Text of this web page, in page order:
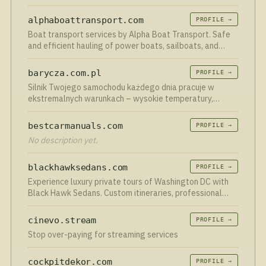
atıştırmalık otomatları gibi geniş ürün
alphaboattransport.com PROFILE →
Boat transport services by Alpha Boat Transport. Safe
and efficient hauling of power boats, sailboats, and
more. Click or call for a quote.
barycza.com.pl PROFILE →
Silnik Twojego samochodu każdego dnia pracuje w
ekstremalnych warunkach – wysokie temperatury,
tarcie, zmienne obciążenia i setki tysięcy cykli pracy
elementów metalowych. W tym wszystkim jeden czynnik
odgrywa kluczową rolę: olej silnikowy. To on odpowiada
za smarowanie, ochronę i utrzymanie jednostki
napędowej w pełnej sprawności. Jednak nawet najlepszy
olej z czasem traci swoje właściwości, dlatego
regularna wymiana to nie wybór – to konieczność, jeśli
chcesz uniknąć kosztownych napraw i cieszyć się
usługa – kompleksowa, rzetelna i dopasowana do
realnych potrzeb kierowców. Wymiana oleju to nie tylko
szybka czynność serwisowa, ale jeden z najważniejszych
elementów profilaktyki technicznej pojazdu. Dzięki niej
silnik zachowuje odpowiednie smarowanie, lepiej
bestcarmanuals.com PROFILE →
No description yet.
blackhawksedans.com PROFILE →
Experience luxury private tours of Washington DC with
Black Hawk Sedans. Custom itineraries, professional
chauffeurs, comfort & privacy. Book today!
cinevo.stream PROFILE →
Stop over-paying for streaming services
cockpitdekor.com PROFILE →